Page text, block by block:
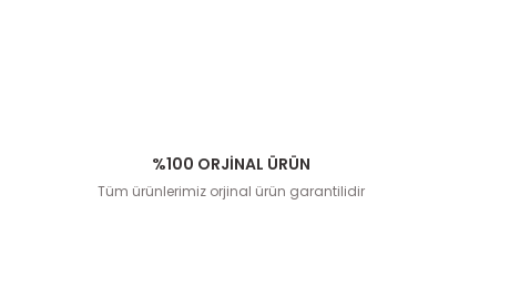
%100 ORJİNAL ÜRÜN
Tüm ürünlerimiz orjinal ürün garantilidir